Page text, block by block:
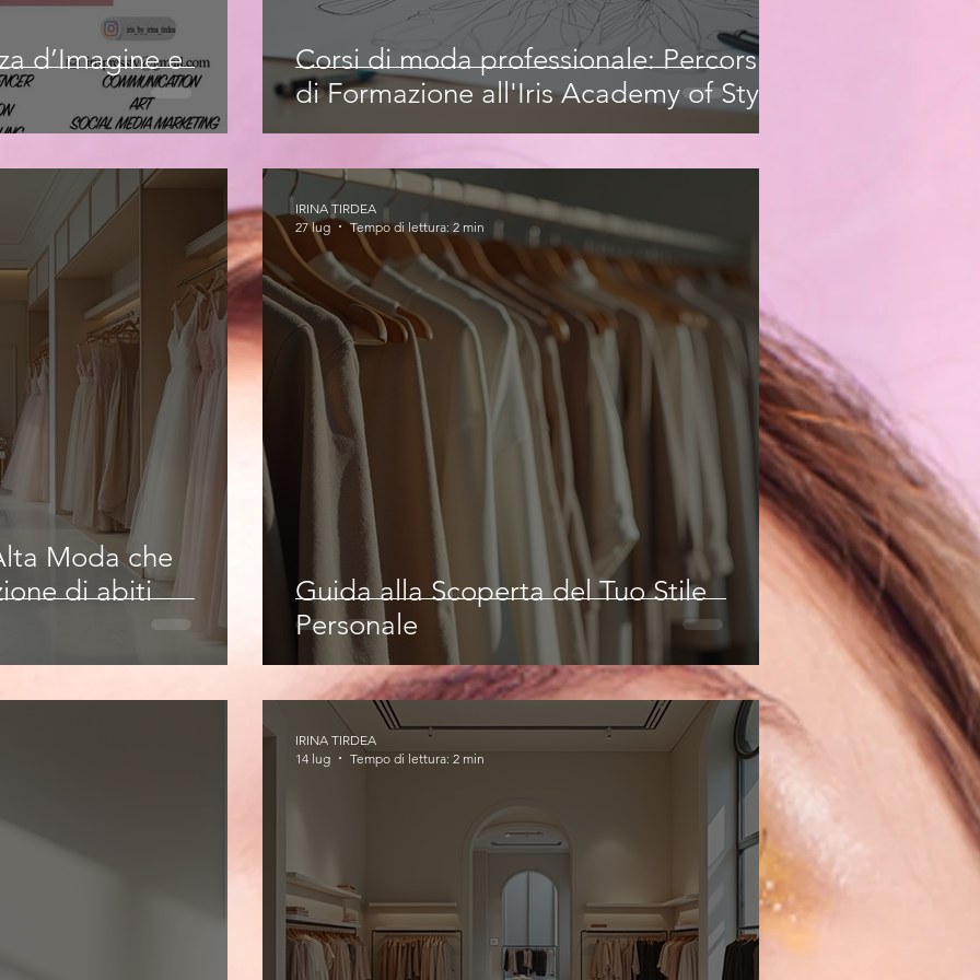
d’Imagine e
Corsi di moda professionale: Percorsi
di Formazione all'Iris Academy of Style
Moda che
di abiti
Guida alla Scoperta del Tuo Stile
Personale
IRINA TIRDEA
27 lug
Tempo di lettura: 2 min
IRINA TIRDEA
14 lug
Tempo di lettura: 2 min